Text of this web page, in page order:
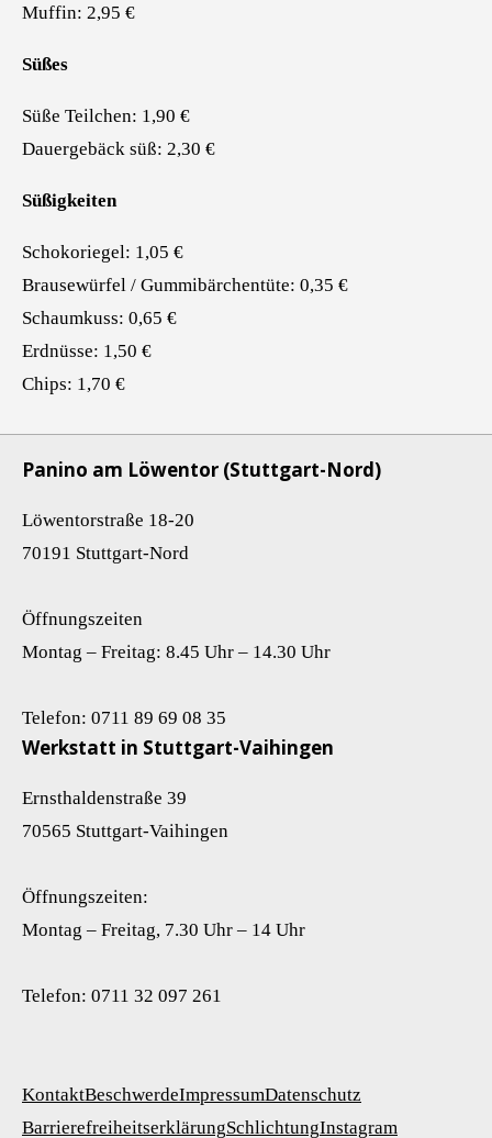
Muffin: 2,95 €
Süßes
Süße Teilchen: 1,90 €
Dauergebäck süß: 2,30 €
Süßigkeiten
Schokoriegel: 1,05 €
Brausewürfel / Gummibärchentüte: 0,35 €
Schaumkuss: 0,65 €
Erdnüsse: 1,50 €
Chips: 1,70 €
Panino am Löwentor (Stuttgart-Nord)
Löwentorstraße 18-20
70191 Stuttgart-Nord
Öffnungszeiten
Montag – Freitag: 8.45 Uhr – 14.30 Uhr
Telefon: 0711 89 69 08 35
Werkstatt in Stuttgart-Vaihingen
Ernsthaldenstraße 39
70565 Stuttgart-Vaihingen
Öffnungszeiten:
Montag – Freitag, 7.30 Uhr – 14 Uhr
Telefon: 0711 32 097 261
KontaktBeschwerdeImpressumDatenschutz
BarrierefreiheitserklärungSchlichtungInstagram